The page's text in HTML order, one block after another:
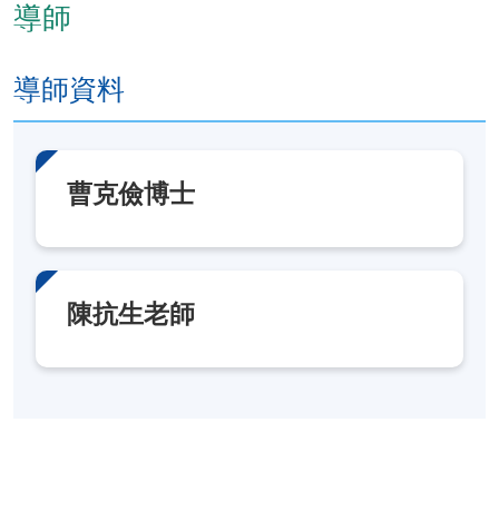
鑒別診斷；
準確判斷臨床常見腫瘤病的中醫切入點，制定中醫
解；
通過小組討論，批判性檢討中醫腫瘤學在整體醫療
臨床病案研討
此學科單元的整體學習成效：
導師
導師資料
曹克儉博士
陳抗生老師